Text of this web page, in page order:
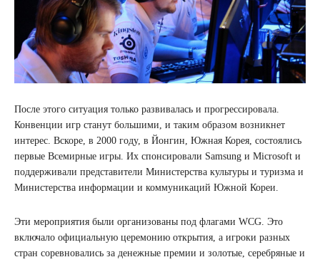
После этого ситуация только развивалась и прогрессировала.
Конвенции игр станут большими, и таким образом возникнет
интерес. Вскоре, в 2000 году, в Йонгин, Южная Корея, состоялись
первые Всемирные игры. Их спонсировали Samsung и Microsoft и
поддерживали представители Министерства культуры и туризма и
Министерства информации и коммуникаций Южной Кореи.
Эти мероприятия были организованы под флагами WCG. Это
включало официальную церемонию открытия, а игроки разных
стран соревновались за денежные премии и золотые, серебряные и